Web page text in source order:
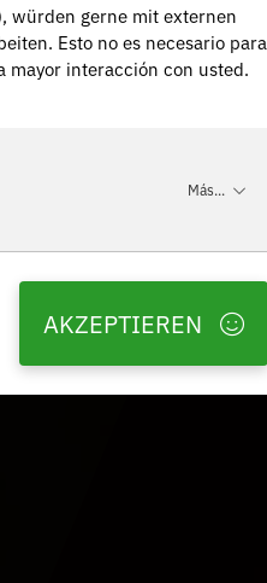
würden gerne mit externen
Esto no es necesario para
mayor interacción con usted.
Más...
AKZEPTIEREN